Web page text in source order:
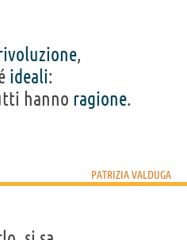
,
ideali:
hanno ragione.
PATRIZIA VALDUGA